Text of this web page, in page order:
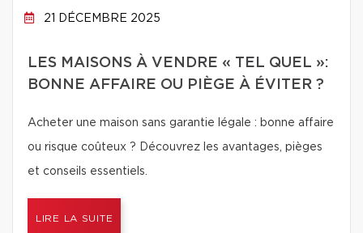
21 DÉCEMBRE 2025
LES MAISONS À VENDRE « TEL QUEL »:
BONNE AFFAIRE OU PIÈGE À ÉVITER ?
Acheter une maison sans garantie légale : bonne affaire
ou risque coûteux ? Découvrez les avantages, pièges
et conseils essentiels.
LIRE LA SUITE